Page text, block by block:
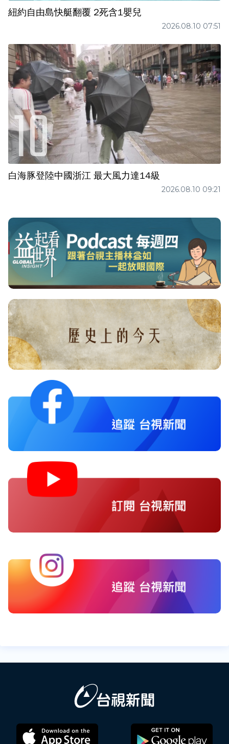
紐約自由島快艇翻覆 2死含1嬰兒
2026.08.10 07:51
白海豚登陸中國浙江 最大風力達14級
2026.08.10 09:21